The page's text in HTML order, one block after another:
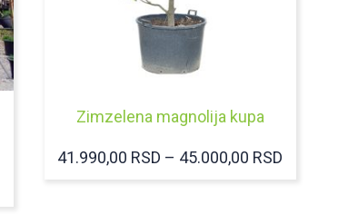
Zimzelena magnolija kupa
41.990,00 RSD – 45.000,00 RSD